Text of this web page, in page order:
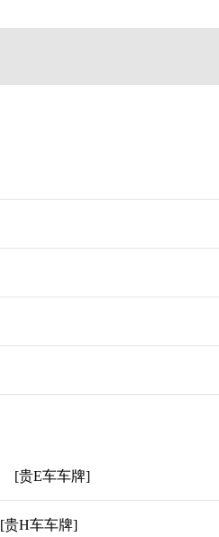
[贵E车车牌]
[贵H车车牌]